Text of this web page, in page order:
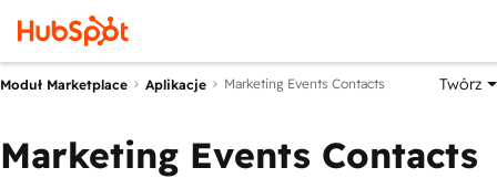
Moduł Marketplace Aplikacje Marketing Events Contacts Twórz
Marketing Events Contacts